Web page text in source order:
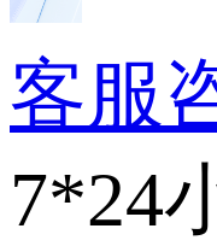
客服
7*24